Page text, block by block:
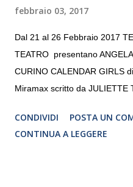
febbraio 03, 2017
Dal 21 al 26 Febbraio 2017
TEATRO presentano
CURINO CALENDAR GIRLS
Miramax scritto da JULIETTE
CRISTINA PEZZOLI
CONDIVIDI
POSTA UN
CONTINUA A LEGGERE